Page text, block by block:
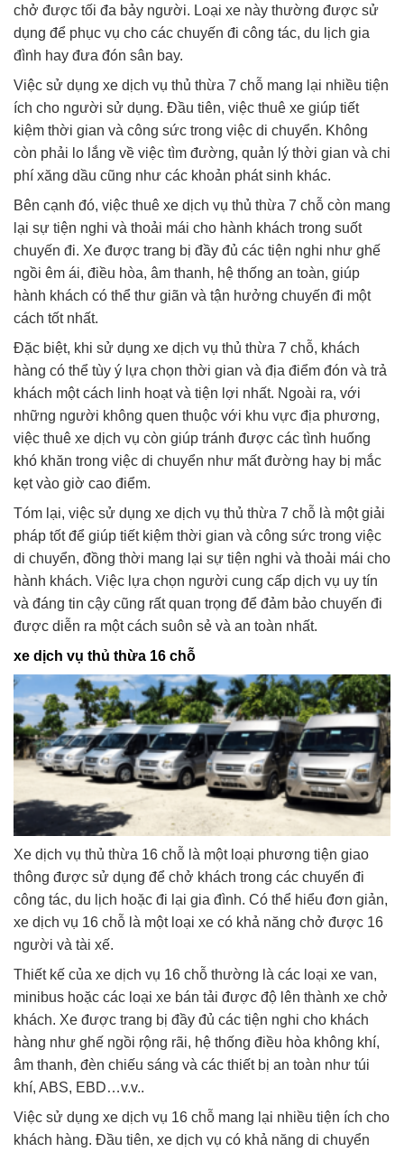
chở được tối đa bảy người. Loại xe này thường được sử
dụng để phục vụ cho các chuyến đi công tác, du lịch gia
đình hay đưa đón sân bay.
Việc sử dụng xe dịch vụ thủ thừa 7 chỗ mang lại nhiều tiện
ích cho người sử dụng. Đầu tiên, việc thuê xe giúp tiết
kiệm thời gian và công sức trong việc di chuyển. Không
còn phải lo lắng về việc tìm đường, quản lý thời gian và chi
phí xăng dầu cũng như các khoản phát sinh khác.
Bên cạnh đó, việc thuê xe dịch vụ thủ thừa 7 chỗ còn mang
lại sự tiện nghi và thoải mái cho hành khách trong suốt
chuyến đi. Xe được trang bị đầy đủ các tiện nghi như ghế
ngồi êm ái, điều hòa, âm thanh, hệ thống an toàn, giúp
hành khách có thể thư giãn và tận hưởng chuyến đi một
cách tốt nhất.
Đặc biệt, khi sử dụng xe dịch vụ thủ thừa 7 chỗ, khách
hàng có thể tùy ý lựa chọn thời gian và địa điểm đón và trả
khách một cách linh hoạt và tiện lợi nhất. Ngoài ra, với
những người không quen thuộc với khu vực địa phương,
việc thuê xe dịch vụ còn giúp tránh được các tình huống
khó khăn trong việc di chuyển như mất đường hay bị mắc
kẹt vào giờ cao điểm.
Tóm lại, việc sử dụng xe dịch vụ thủ thừa 7 chỗ là một giải
pháp tốt để giúp tiết kiệm thời gian và công sức trong việc
di chuyển, đồng thời mang lại sự tiện nghi và thoải mái cho
hành khách. Việc lựa chọn người cung cấp dịch vụ uy tín
và đáng tin cậy cũng rất quan trọng để đảm bảo chuyến đi
được diễn ra một cách suôn sẻ và an toàn nhất.
xe dịch vụ thủ thừa 16 chỗ
Xe dịch vụ thủ thừa 16 chỗ là một loại phương tiện giao
thông được sử dụng để chở khách trong các chuyến đi
công tác, du lịch hoặc đi lại gia đình. Có thể hiểu đơn giản,
xe dịch vụ 16 chỗ là một loại xe có khả năng chở được 16
người và tài xế.
Thiết kế của xe dịch vụ 16 chỗ thường là các loại xe van,
minibus hoặc các loại xe bán tải được độ lên thành xe chở
khách. Xe được trang bị đầy đủ các tiện nghi cho khách
hàng như ghế ngồi rộng rãi, hệ thống điều hòa không khí,
âm thanh, đèn chiếu sáng và các thiết bị an toàn như túi
khí, ABS, EBD…v.v..
Việc sử dụng xe dịch vụ 16 chỗ mang lại nhiều tiện ích cho
khách hàng. Đầu tiên, xe dịch vụ có khả năng di chuyển